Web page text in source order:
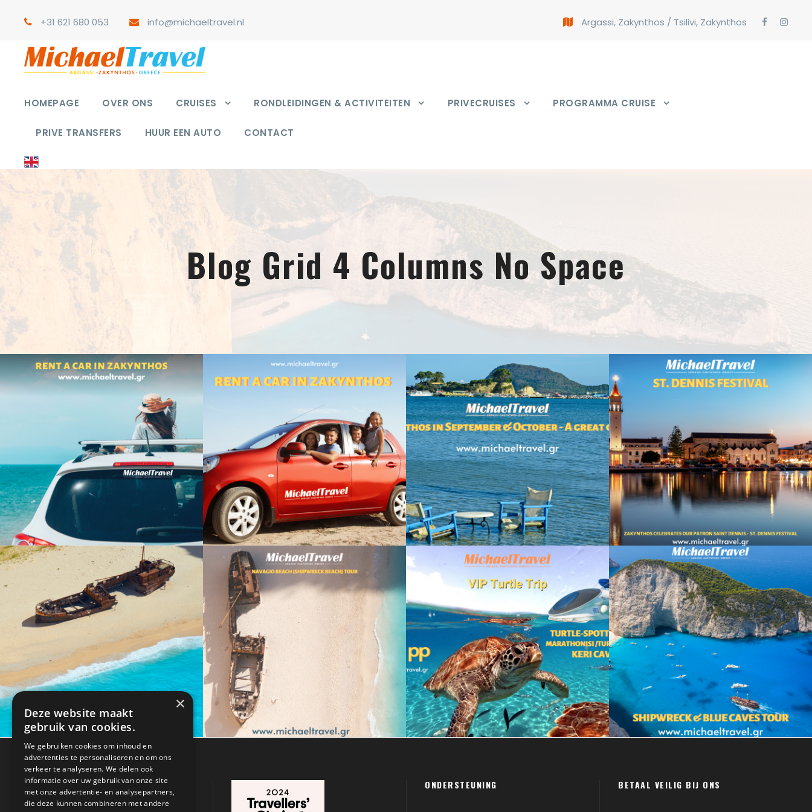
+31 621 680 053 info@michaeltravel.nl Argassi, Zakynthos / Tsilivi, Zakynthos
HOMEPAGE OVER ONS CRUISES RONDLEIDINGEN & ACTIVITEITEN PRIVECRUISES PROGRAMMA CRUISE
PRIVE TRANSFERS HUUR EEN AUTO CONTACT
Blog Grid 4 Columns No Space
maart 1, 2023
oktober 4, 2022
Reizi Tsaousi
september 15, 2022
Reizi Tsaousi
augustus 23, 2022
augustus 10, 2022
juli 31, 2022 Reizi Tsaousi juli 10, 2022 Reizi Tsaousi juli 5, 2022 Reizi Tsaousi
CONTACTGEGEVENS ONDERSTEUNING BETAAL VEILIG BIJ ONS
×
Deze website maakt
gebruik van cookies.
We gebruiken cookies om inhoud en
advertenties te personaliseren en om ons
verkeer te analyseren. We delen ook
informatie over uw gebruik van onze site
met onze advertentie- en analysepartners,
die deze kunnen combineren met andere